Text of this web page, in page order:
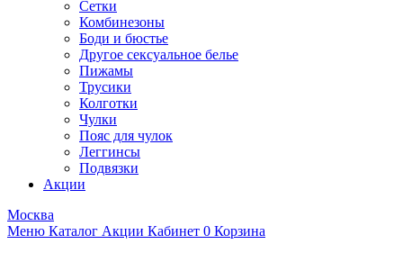
Сетки
Комбинезоны
Боди и бюстье
Другое сексуальное белье
Пижамы
Трусики
Колготки
Чулки
Пояс для чулок
Леггинсы
Подвязки
Акции
Москва
Меню Каталог Акции Кабинет 0 Корзина